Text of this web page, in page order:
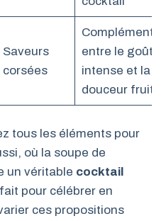
Saveurs
corsées
entre le goût
intense et la
douceur
tous les éléments pour
où la soupe de
un véritable cocktail
pour célébrer en
ces propositions